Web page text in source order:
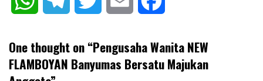
One thought on “Pengusaha Wanita NEW
FLAMBOYAN Banyumas Bersatu Majukan